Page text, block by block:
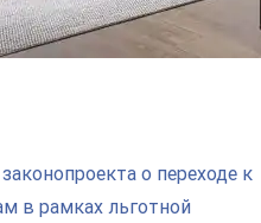
о переходе к
в рамках льготной